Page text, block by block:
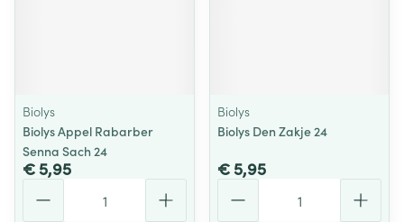
Biolys
Biolys Appel Rabarber
Senna Sach 24
€ 5,95
Biolys
Biolys Den Zakje 24
€ 5,95